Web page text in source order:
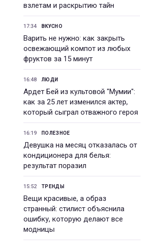
взлетам и раскрытию тайн
17:34 ВКУСНО
Варить не нужно: как закрыть
освежающий компот из любых
фруктов за 15 минут
16:48 ЛЮДИ
Ардет Бей из культовой "Мумии":
как за 25 лет изменился актер,
который сыграл отважного героя
16:19 ПОЛЕЗНОЕ
Девушка на месяц отказалась от
кондиционера для белья:
результат поразил
15:52 ТРЕНДЫ
Вещи красивые, а образ
странный: стилист объяснила
ошибку, которую делают все
модницы